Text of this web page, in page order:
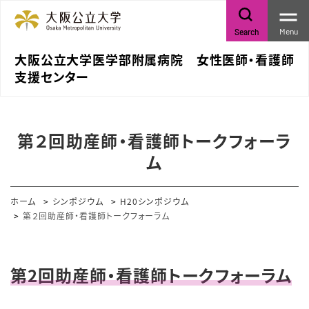
大阪公立大学医学部附属病院 女性医師・看護師
支援センター
Search Menu
第２回助産師・看護師トークフォーラ
ム
ホーム シンポジウム
H20シンポジウム
第２回助産師・看護師トークフォーラム
第2回助産師・看護師トークフォーラム